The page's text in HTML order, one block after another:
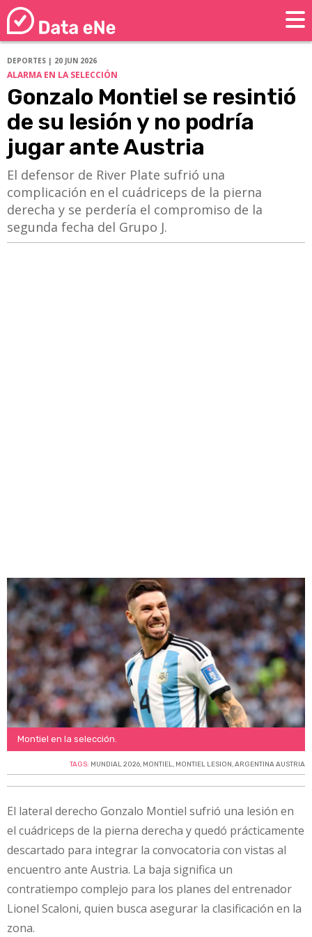
DEPORTES | 20 JUN 2026
ALARMA EN LA SELECCIÓN
Gonzalo Montiel se resintió
de su lesión y no podría
jugar ante Austria
El defensor de River Plate sufrió una
complicación en el cuádriceps de la pierna
derecha y se perdería el compromiso de la
segunda fecha del Grupo J.
Montiel en la selección.
TAGS: MUNDIAL 2026, MONTIEL, MONTIEL LESION,ARGENTINA AUSTRIA
El lateral derecho Gonzalo Montiel sufrió una lesión en
el cuádriceps de la pierna derecha y quedó prácticamente
descartado para integrar la convocatoria con vistas al
encuentro ante Austria. La baja significa un
contratiempo complejo para los planes del entrenador
Lionel Scaloni, quien busca asegurar la clasificación en la
zona.